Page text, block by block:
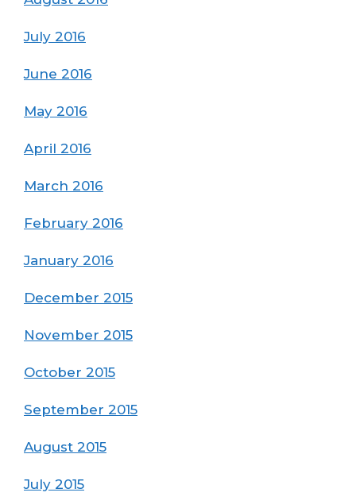
July 2016
June 2016
May 2016
April 2016
March 2016
February 2016
January 2016
December 2015
November 2015
October 2015
September 2015
August 2015
July 2015